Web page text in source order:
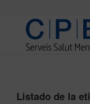
Listado de la